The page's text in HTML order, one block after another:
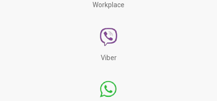
Workplace
Viber